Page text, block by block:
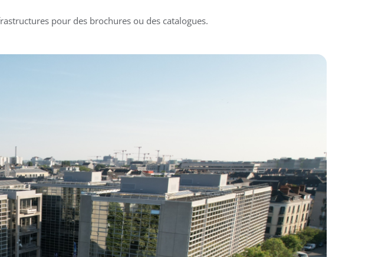
pour des brochures ou des catalogues.